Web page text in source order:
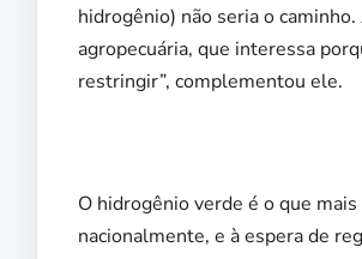
hidrogênio) não seria o
agropecuária, que interessa
restringir”, complementou ele.
O hidrogênio verde é o que
nacionalmente, e à espera de